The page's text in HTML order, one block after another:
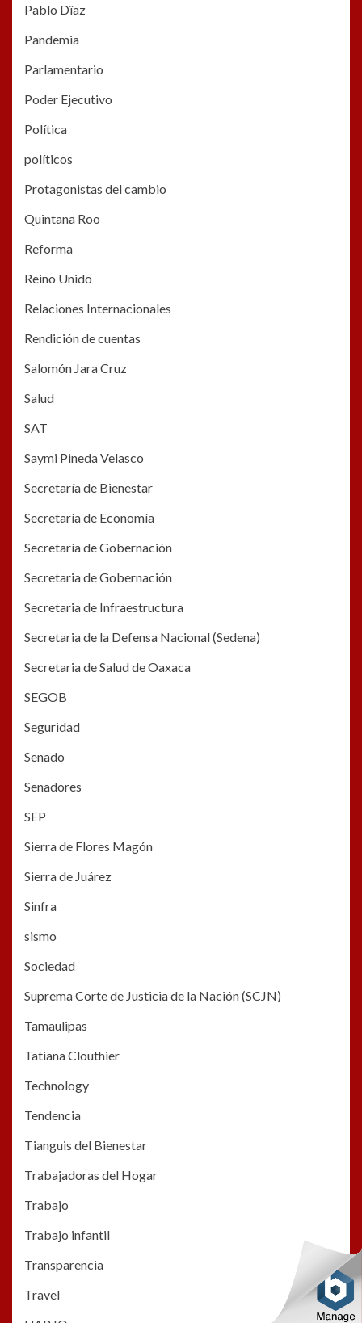
Pablo Dïaz
Pandemia
Parlamentario
Poder Ejecutivo
Política
políticos
Protagonistas del cambio
Quintana Roo
Reforma
Reino Unido
Relaciones Internacionales
Rendición de cuentas
Salomón Jara Cruz
Salud
SAT
Saymi Pineda Velasco
Secretaría de Bienestar
Secretaría de Economía
Secretaría de Gobernación
Secretaria de Gobernación
Secretaria de Infraestructura
Secretaria de la Defensa Nacional (Sedena)
Secretaria de Salud de Oaxaca
SEGOB
Seguridad
Senado
Senadores
SEP
Sierra de Flores Magón
Sierra de Juárez
Sinfra
sismo
Sociedad
Suprema Corte de Justicia de la Nación (SCJN)
Tamaulipas
Tatiana Clouthier
Technology
Tendencia
Tianguis del Bienestar
Trabajadoras del Hogar
Trabajo
Trabajo infantil
Transparencia
Travel